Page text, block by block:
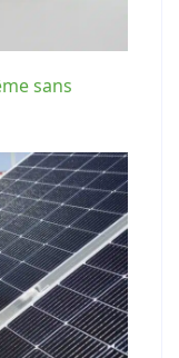
sans